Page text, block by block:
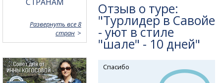
Отзыв о туре:
"Турлидер в Савойе
- уют в стиле
"шале" - 10 дней"
Спасибо
Развернуть все 8
стран